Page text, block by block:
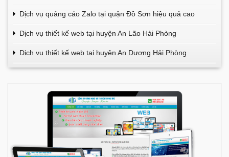
Dịch vụ quảng cáo Zalo tại quận Đồ Sơn hiệu quả cao
Dịch vụ thiết kế web tại huyện An Lão Hải Phòng
Dịch vụ thiết kế web tại huyện An Dương Hải Phòng